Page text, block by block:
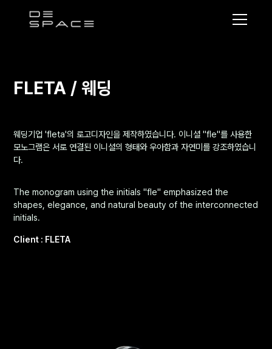
이FLETA / 웨딩
웨딩기업 'fleta'의 로고디자인을 제작하였습니다. 이니셜 "fle"를 사용한
모노그램은 서로 연결된 이니셜의 형태와 우아함과 자연미를 강조하였습니
다.
The monogram using the initials "fle" emphasized the
shapes, elegance, and natural beauty of the interconnected
initials.
Client : FLETA